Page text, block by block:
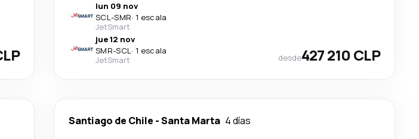
lun 09 nov
SCL-SMR· 1 escala
JetSmart
jue 12 nov
SMR-SCL· 1 escala
JetSmart
desde427 210 CLP
Santiago de Chile -Santa Marta 4 días